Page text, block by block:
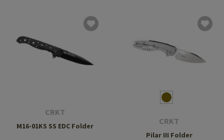
CRKT
M16-01KS SS EDC Folder CRKT
Pilar III Folder